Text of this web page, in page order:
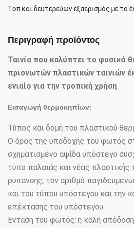
Τοπ και δευτερεύων εξαερισμός με το
Περιγραφή προϊόντος
Ταινία που καλύπτει το φυσικό
πριονωτών πλαστικών ταινιών
ενιαίο για την τροπική χρήση
Εισαγωγή θερμοκηπίων:
Τύπος και δομή του πλαστικού
Ο όρος της υποδοχής του φωτός
σχηματισμένο αψίδα υπόστεγο
τύπο παλαιάς και νέας πλαστικής
ρύπανσης, τον αριθμό
και του τύπου υπόστεγου και την
επέκτασης του υπόστεγου.
Ένταση του φωτός: η καλή